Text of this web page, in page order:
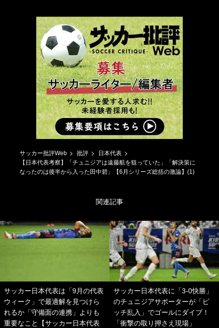
サッカー批評Web 批評
日本代表
【日本代表考察】「チュニジアは遠藤航を狙っていた」「解決策に
なったのは後半から入った田中碧」【6月シリーズ総括の激論】(1)
関連記事
サッカー日本代表は「9月の代表
ウィーク」で最適解を見つけら
れるか「守備面の連携」よりも
重要なこと【サッカー日本代表
サッカー日本代表に「3-0快勝」
のチュニジアサポーターが「ピ
ッチ乱入」でゴールにダイブ！
「衝撃の取り押さえ現場」